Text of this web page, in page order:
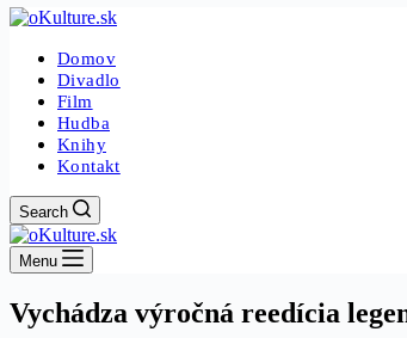
Domov
Divadlo
Film
Hudba
Knihy
Kontakt
Search
Menu
Vychádza výročná reedícia